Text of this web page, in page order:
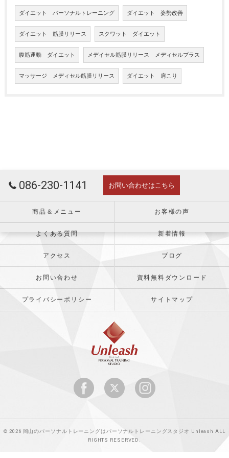
ダイエット パーソナルトレーニング ダイエット 姿勢改善
ダイエット 筋膜リリース スクワット ダイエット
腹筋運動 ダイエット メデイセル筋膜リリース メディセルプラス
マッサージ メディセル筋膜リリース ダイエット 肩こり
086-230-1141 お問い合わせはこちら
商品＆メニュー お客様の声
よくある質問 新着情報
アクセス ブログ
お問い合わせ 資料無料ダウンロード
プライバシーポリシー サイトマップ
© 2026 岡山のパーソナルトレーニングはパーソナルトレーニングスタジオ Unleash ALL
RIGHTS RESERVED.